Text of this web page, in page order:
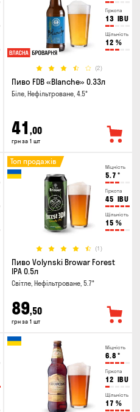
Гіркота
13 IBU
Щільність
12 %
(2)
Пиво FDB «Blanche» 0.33л
Біле, Нефільтроване, 4.5°
41 ,00
грн за 1 шт
Міцність
5.7 °
Гіркота
45 IBU
Щільність
15 %
(1)
Топ продажів
Пиво Volynski Browar Forest
IPA 0.5л
Світле, Нефільтроване, 5.7°
89,50
грн за 1 шт
Міцність
6.8 °
Гіркота
12 IBU
Щільність
17 %